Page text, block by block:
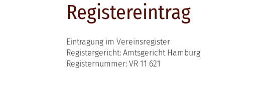
Registereintrag
Eintragung im Vereinsregister
Registergericht: Amtsgericht Hamburg
Registernummer: VR 11 621